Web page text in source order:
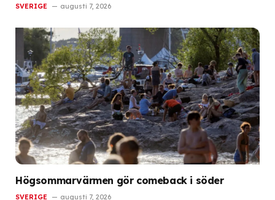
SVERIGE augusti 7, 2026
Högsommarvärmen gör comeback i söder
SVERIGE augusti 7, 2026